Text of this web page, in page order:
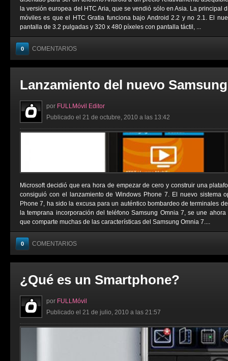
la versión europea del HTC Aria, que se vendió sólo en Asia. La principal
móviles es que el HTC Gratia funciona bajo Android 2.2 y no 2.1. El
pantalla de 3.2 pulgadas y 320 x 480 píxeles con pantalla táctil, ...
0 COMENTARIOS
Lanzamiento del nuevo
por FULLMóvil Editor
Publicado el 21 de octubre, 2010 a las 13:42
Microsoft decidió que era hora de empezar de cero y construir una
consiguió con el lanzamiento de Windows Phone 7. El nuevo sistema
Phone 7, ha sido la excusa para un auténtico bombardeo de terminales
la temprana incorporación del teléfono Samsung Omnia 7, se une
que comparte muchas de las características del Samsung Omnia 7....
0 COMENTARIOS
¿Qué es un Smartphone?
por FULLMóvil
Publicado el 21 de julio, 2010 a las 21:57